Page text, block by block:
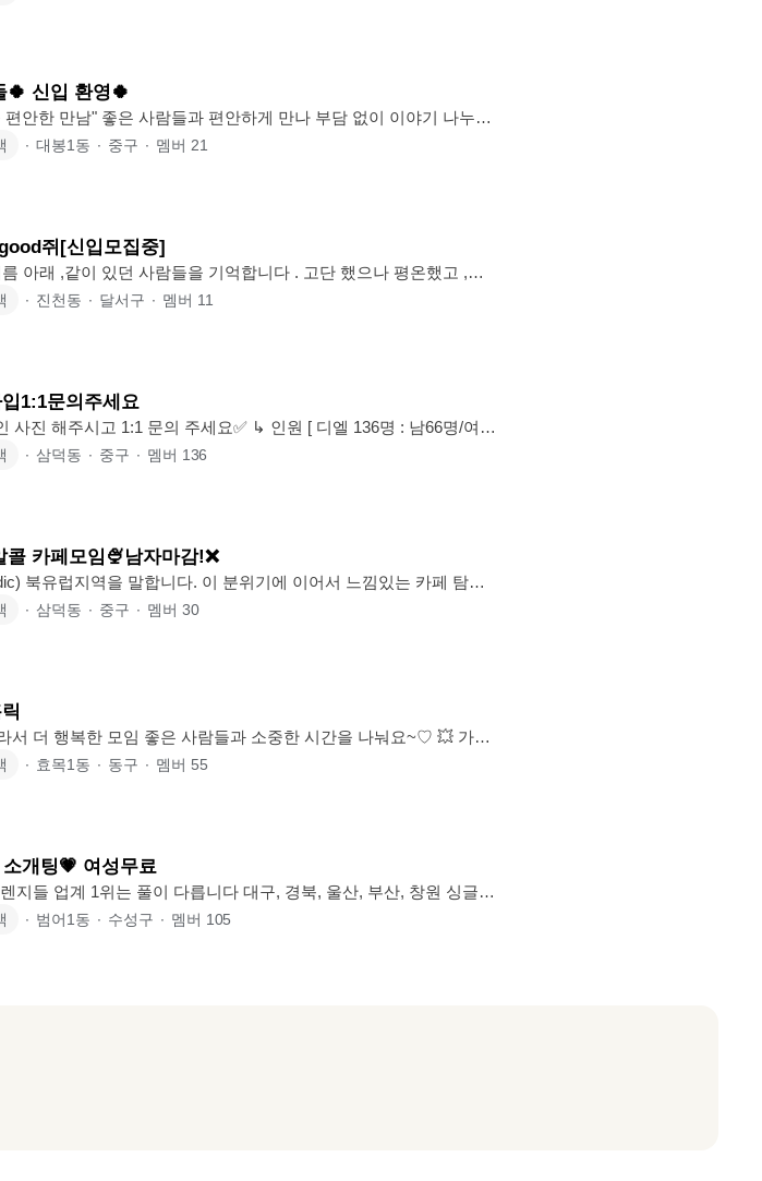
정해요. 부담 없이 참여하고 편하게 적응할 수 있는 모임을 지향합
시 간단한 자기소개
🍀 신입 환영🍀
편안하게 만나 부담 없이 이야기 나누는
이야기 나누는 시
유지하고 싶은분
∙ 대봉1동 ∙ 중구 ∙ 멤버 21
쥐[신입모집중]
있던 사람들을 기억합니다 . 고단 했으나 평온했고 ,불
안 했으나 안심이 되었던 순간들 ❤ - 3️⃣정모 셋째주 토요일3️⃣
∙ 진천동 ∙ 달서구 ∙ 멤버 11
1:1문의주세요
사진 해주시고 1:1 문의 주세요✅️ ↳ 인원 [ 디엘 136명 : 남66명/여70
∙ 삼덕동 ∙ 중구 ∙ 멤버 136
콜 카페모임🍨남자마감!❌
북유럽지역을 말합니다. 이 분위기에 이어서 느낌있는 카페 탐방
만들거에요 •_• 현∙ 삼덕동 ∙ 중구 ∙ 멤버 30
은 사람들과 소중한 시간을 나눠요~♡ 💥 가입
년생까지 가입 가능 (기존 회원은 예외) 👉 빠른년생 ❌ / 출생년도
채팅으로 소통 중입니다 💢 🎭 연극배우
∙ 효목1동 ∙ 동구 ∙ 멤버 55
개팅💗 여성무료
1위는 풀이 다릅니다 대구, 경북, 울산, 부산, 창원 싱글
권
∙ 범어1동 ∙ 수성구 ∙ 멤버 105